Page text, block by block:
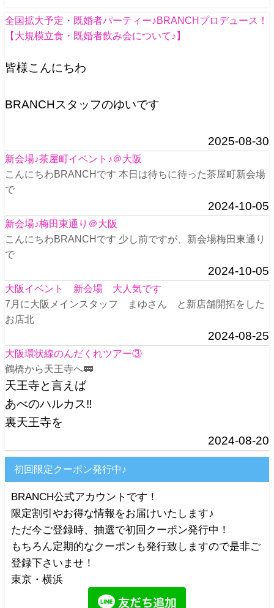
全国拡大予定・既婚者パーティー♪BRANCHプロデュース！
【大規模立食・既婚者飲み会について♪】
皆様こんにちわ
BRANCHスタッフのゆいです
2025-08-30
新会場♪茶屋町イベント♪＠大阪
こんにちわBRANCHです 本日は待ちに待った茶屋町新会場
で
2024-10-05
新会場♪梅田東通り＠大阪
こんにちわBRANCHです 少し前ですが、新会場梅田東通り
で
2024-10-05
大阪イベント 新会場 大人気です
7月に大阪メインスタッフ まゆさん と新店舗開拓をした
お店北
2024-08-25
大阪環状線のんだくれツアー③
鶴橋から天王寺へ🚃
天王寺と言えば
あべのハルカス‼️
裏天王寺を
2024-08-20
初回限定クーポン発行中♪
BRANCH公式アカウントです！
限定割引やお得な情報をお届けいたします♪
ただ今ご登録時、抽選で初回クーポン発行中！
もちろん定期的なクーポンも発行致しますので是非ご
登録下さいませ！
東京・横浜